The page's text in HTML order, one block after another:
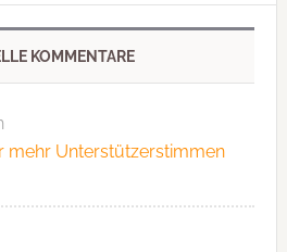
KOMMENTARE
mehr Unterstützerstimmen